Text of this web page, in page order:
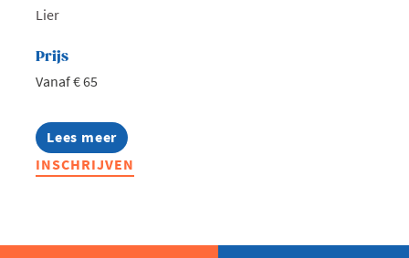
Lier
Prijs
Vanaf € 65
Lees meer
about
Comedy
Night
met
INSCHRIJVEN